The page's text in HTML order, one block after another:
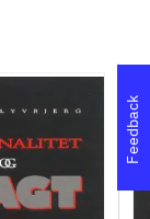
Feedback